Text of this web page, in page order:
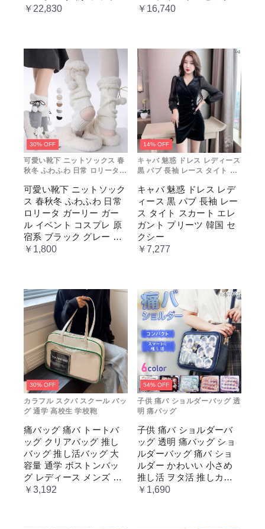
ョン レトロ風 クラシカ
￥22,830
レディース コスチューム
￥16,740
30% OFF
可愛い靴下 ニットソックス 春
秋冬 ふわふわ 日常 ロリータ
プレ 原宿系 ブラック グレー
ベージュ cm067t2t2x1 ホワ
イト
可愛い靴下 ニットソック
ス 春秋冬 ふわふわ 日常
ロリータ ガーリー ガー
ル イベント コスプレ 原
宿系 ブラック グレー ベ
ージュ cm067t2t2x1 ホワ
￥1,800
14% OFF
キャバ 魅惑 ドレス レディース
黒 パブ 長袖 レース タイト ス
国 セクシー
キャバ 魅惑 ドレス レデ
ィース 黒 パブ 長袖 レー
ス タイト スカート エレ
ガント プリーツ 韓国 セ
クシー
￥7,277
30% OFF
カラフル スクバ スクール バッ
グ 通学 高校生 学校鞄
痛バッグ 痛バ トートバ
ッグ クリアバッグ 推し
バッグ 推し活バッグ 大
容量 通学 ボストンバッ
グ レディース メンズ 男
女兼用 学生 スクール 透
￥3,192
54% OFF
子供 痛バ ショルダーバッグ 透
明 痛バッグ
子供 痛バ ショルダーバ
ッグ 透明 痛バッグ ショ
ルダーバッグ 痛バ ショ
ルダー かわいい 小さめ
推し活 ヲタ活 推しカラ
ー 推し色 肩掛け レディ
￥1,690